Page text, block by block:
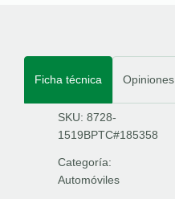
Ficha técnica Opiniones
SKU: 8728-
1519BPTC#185358
Categoría:
Automóviles